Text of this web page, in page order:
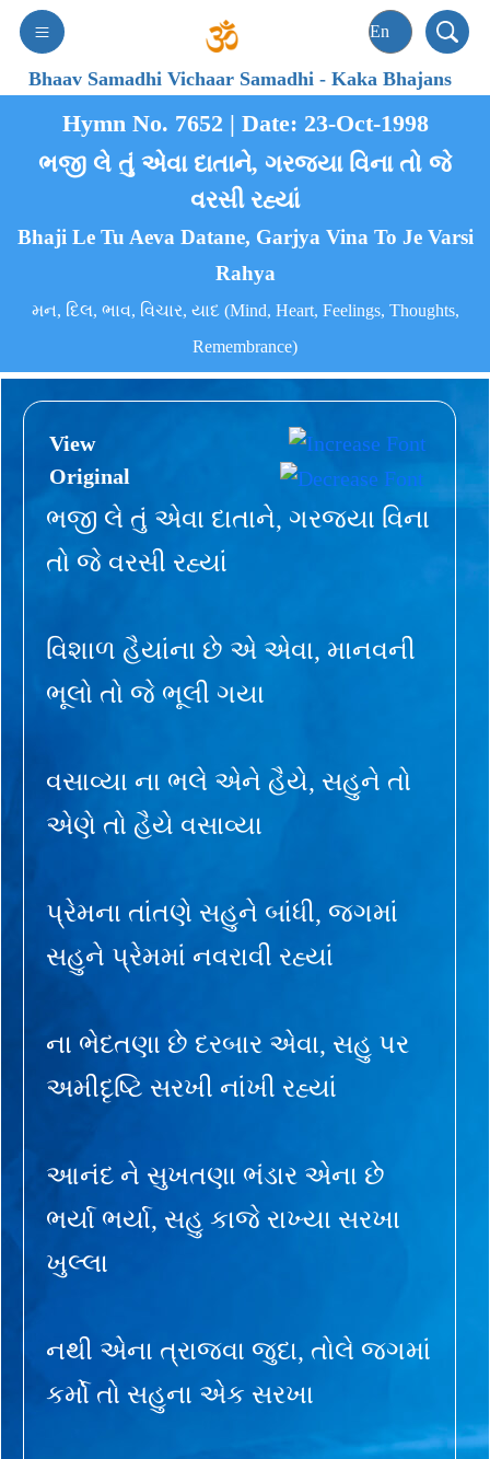
Bhaav Samadhi Vichaar Samadhi-Kaka Bhajans
Hymn No. 7652 | Date: 23-Oct-1998
ભજી લે તું એવા દાતાને, ગરજ્યા વિના તો જે
વરસી રહ્યાં
Bhaji Le Tu Aeva Datane, Garjya Vina To Je Varsi
Rahya
મન, દિલ, ભાવ, વિચાર, યાદ (Mind, Heart, Feelings, Thoughts,
Remembrance)
View
Original
ભજી લે તું એવા દાતાને, ગરજ્યા વિના
તો જે વરસી રહ્યાં
વિશાળ હૈયાંના છે એ એવા, માનવની
ભૂલો તો જે ભૂલી ગયા
વસાવ્યા ના ભલે એને હૈયે, સહુને તો
એણે તો હૈયે વસાવ્યા
પ્રેમના તાંતણે સહુને બાંધી, જગમાં
સહુને પ્રેમમાં નવરાવી રહ્યાં
ના ભેદતણા છે દરબાર એવા, સહુ પર
અમીદૃષ્ટિ સરખી નાંખી રહ્યાં
આનંદ ને સુખતણા ભંડાર એના છે
ભર્યા ભર્યા, સહુ કાજે રાખ્યા સરખા
ખુલ્લા
નથી એના ત્રાજવા જુદા, તોલે જગમાં
કર્મો તો સહુના એક સરખા